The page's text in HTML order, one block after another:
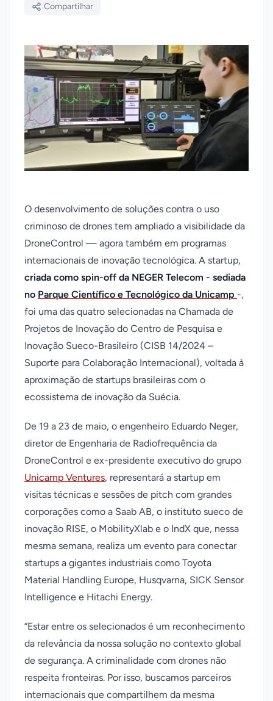
Compartilhar
O desenvolvimento de soluções contra o uso
criminoso de drones tem ampliado a visibilidade da
DroneControl — agora também em programas
internacionais de inovação tecnológica. A startup,
criada como spin-off da NEGER Telecom - sediada
no Parque Científico e Tecnológico da Unicamp -,
foi uma das quatro selecionadas na Chamada de
Projetos de Inovação do Centro de Pesquisa e
Inovação Sueco-Brasileiro (CISB 14/2024 –
Suporte para Colaboração Internacional), voltada à
aproximação de startups brasileiras com o
ecossistema de inovação da Suécia.
De 19 a 23 de maio, o engenheiro Eduardo Neger,
diretor de Engenharia de Radiofrequência da
DroneControl e ex-presidente executivo do grupo
Unicamp Ventures, representará a startup em
visitas técnicas e sessões de pitch com grandes
corporações como a Saab AB, o instituto sueco de
inovação RISE, o MobilityXlab e o IndX que, nessa
mesma semana, realiza um evento para conectar
startups a gigantes industriais como Toyota
Material Handling Europe, Husqvarna, SICK Sensor
Intelligence e Hitachi Energy.
“Estar entre os selecionados é um reconhecimento
da relevância da nossa solução no contexto global
de segurança. A criminalidade com drones não
respeita fronteiras. Por isso, buscamos parceiros
internacionais que compartilhem da mesma